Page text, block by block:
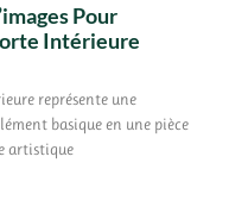
Pour
Intérieure
représente une
basique en une pièce
artistique